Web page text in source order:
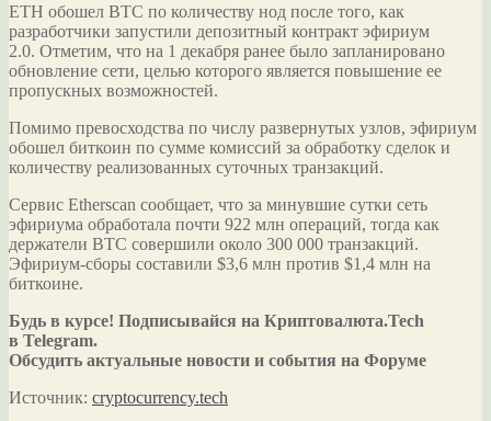
ETH обошел BTC по количеству нод после того, как
разработчики запустили депозитный контракт эфириум
2.0. Отметим, что на 1 декабря ранее было запланировано
обновление сети, целью которого является повышение ее
пропускных возможностей.
Помимо превосходства по числу развернутых узлов, эфириум
обошел биткоин по сумме комиссий за обработку сделок и
количеству реализованных суточных транзакций.
Сервис Etherscan сообщает, что за минувшие сутки сеть
эфириума обработала почти 922 млн операций, тогда как
держатели BTC совершили около 300 000 транзакций.
Эфириум-сборы составили $3,6 млн против $1,4 млн на
биткоине.
Будь в курсе! Подписывайся на Криптовалюта.Tech
в Telegram.
Обсудить актуальные новости и события на Форуме
Источник: cryptocurrency.tech